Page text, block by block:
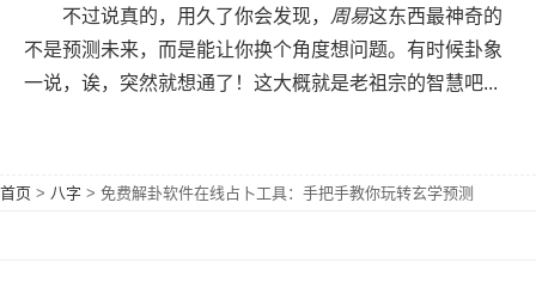
不过说真的，用久了你会发现， 周易这东西最神奇的
不是预测未来，而是能让你换个角度想问题。有时候卦象
一说，诶，突然就想通了！这大概就是老祖宗的智慧吧...
首页 > 八字 > 免费解卦软件在线占卜工具：手把手教你玩转玄学预测